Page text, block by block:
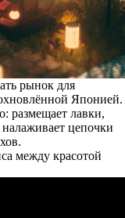
рынок для
Японией.
размещает лавки,
цепочки
между красотой